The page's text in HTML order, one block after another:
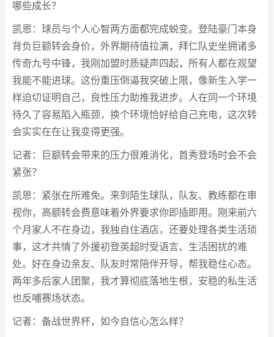
哪些成长？
凯恩：球员与个人心智两方面都完成蜕变。登陆豪门本身
背负巨额转会身价，外界期待值拉满，拜仁队史坐拥诸多
传奇九号中锋，我刚加盟时质疑声四起，所有人都在观望
我能不能进球。这份重压倒逼我突破上限，像新生入学一
样迫切证明自己，良性压力助推我进步。人在同一个环境
待久了容易陷入瓶颈，换个环境恰好给自己充电，这次转
会实实在在让我变得更强。
记者：巨额转会带来的压力很难消化，首秀登场时会不会
紧张？
凯恩：紧张在所难免。来到陌生球队，队友、教练都在审
视你，高额转会费意味着外界要求你即插即用。刚来前六
个月家人不在身边，我独自住酒店，还要处理各类生活琐
事，这才共情了外援初登英超时受语言、生活困扰的难
处。好在身边亲友、队友时常陪伴开导，帮我稳住心态。
两年多后家人团聚，我才算彻底落地生根，安稳的私生活
也反哺赛场状态。
记者：备战世界杯，如今自信心怎么样？